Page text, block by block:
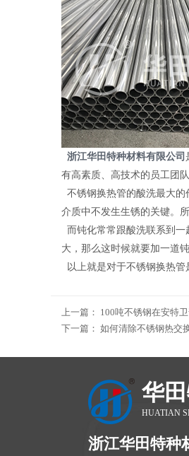
浙江华田特种材料有限公司
有高素质、高技术的员工团
不锈钢换热管的酸洗最大
介质中不发生生锈的关键。
而钝化常常跟酸洗联系到
大，那么这时候就要加一道
以上就是对于不锈钢换热管
上一篇： 100吨不锈钢在安特
下一篇： 如何清除不锈钢热交
华
HUATIAN
浙江华田特种